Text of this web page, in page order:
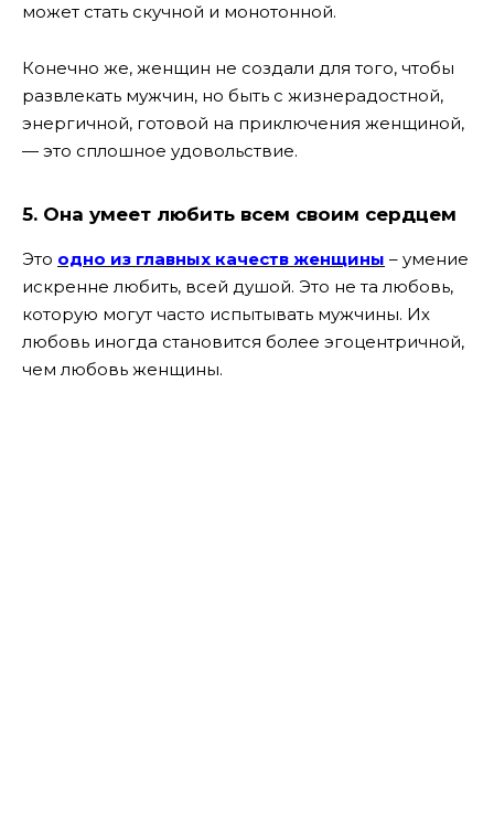
может стать скучной и монотонной.
Конечно же, женщин не создали для того, чтобы
развлекать мужчин, но быть с жизнерадостной,
энергичной, готовой на приключения женщиной,
— это сплошное удовольствие.
5. Она умеет любить всем своим сердцем
Это одно из главных качеств женщины – умение
искренне любить, всей душой. Это не та любовь,
которую могут часто испытывать мужчины. Их
любовь иногда становится более эгоцентричной,
чем любовь женщины.